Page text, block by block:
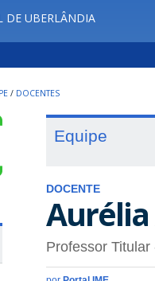
DE UBERLÂNDIA
/ DOCENTES
Equipe
DOCENTE
Aurélia
Professor Titular